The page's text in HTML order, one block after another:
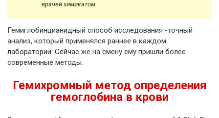
врачей химикатом.
Гемиглобинцианидный способ исследования -точный
анализ, который применялся раннее в каждом
лаборатории. Сейчас же на смену ему пришли более
современные методы.
Гемихромный метод определения
гемоглобина в крови